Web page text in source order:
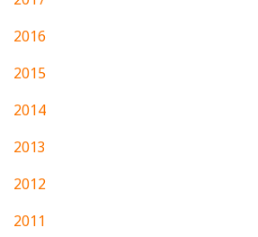
2016
2015
2014
2013
2012
2011